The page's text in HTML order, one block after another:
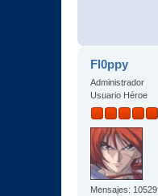
Fl0ppy
Administrador
Usuario Héroe
Mensajes: 10529